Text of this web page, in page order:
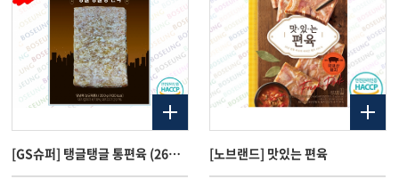
[GS슈퍼] 탱글탱글 통편육 (26년 05월 출시) [노브랜드] 맛있는 편육